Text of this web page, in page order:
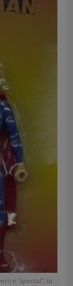
è “special”, in